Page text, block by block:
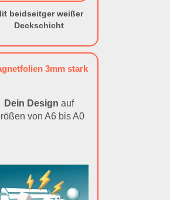
beidseitger weißer
Deckschicht
3mm stark
Dein Design auf
von A6 bis A0